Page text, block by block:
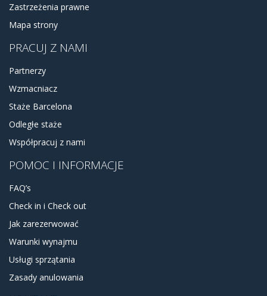
Zastrzeżenia prawne
Mapa strony
PRACUJ Z NAMI
Partnerzy
Wzmacniacz
Staże Barcelona
Odległe staże
Współpracuj z nami
POMOC I INFORMACJE
FAQ’s
Check in i Check out
Jak zarezerwować
Warunki wynajmu
Usługi sprzątania
Zasady anulowania